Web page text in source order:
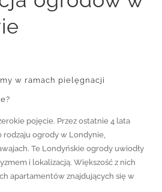
w ramach pielęgnacji
pojęcie. Przez ostatnie 4 lata
ogrody w Londynie,
Te Londyńskie ogrody uwiodły
i lokalizacją. Większość z nich
apartamentów znajdujących się w